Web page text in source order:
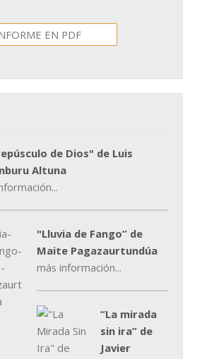
EN PDF
de Dios" de Luis
Altuna
"Lluvia de Fango” de
Maite Pagazaurtundúa
más información...
“La mirada
sin ira” de
Javier